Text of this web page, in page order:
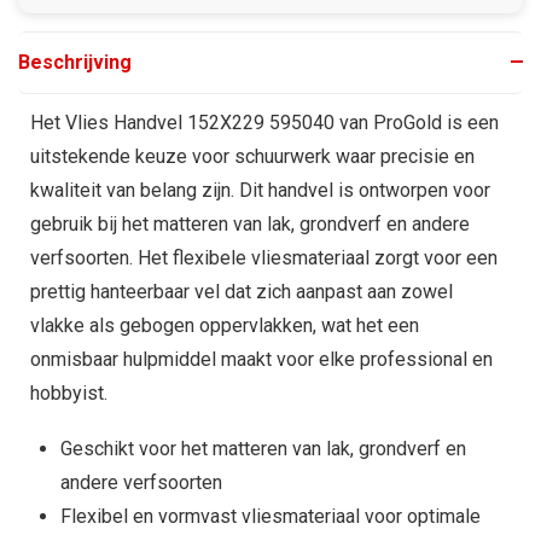
Beschrijving
Het Vlies Handvel 152X229 595040 van ProGold is een
uitstekende keuze voor schuurwerk waar precisie en
kwaliteit van belang zijn. Dit handvel is ontworpen voor
gebruik bij het matteren van lak, grondverf en andere
verfsoorten. Het flexibele vliesmateriaal zorgt voor een
prettig hanteerbaar vel dat zich aanpast aan zowel
vlakke als gebogen oppervlakken, wat het een
onmisbaar hulpmiddel maakt voor elke professional en
hobbyist.
Geschikt voor het matteren van lak, grondverf en
andere verfsoorten
Flexibel en vormvast vliesmateriaal voor optimale